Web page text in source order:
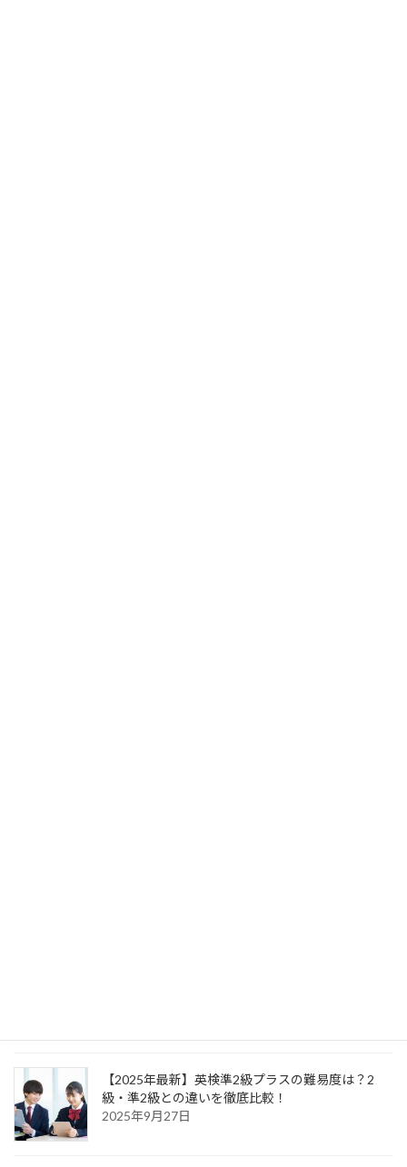
【2025年最新】英検準2級プラスの難易度は？2
級・準2級との違いを徹底比較！
2025年9月27日